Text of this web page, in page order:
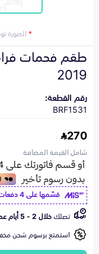
*الصورة
2019
رقم القطعة:
BRF1531
270
شامل القيمة المضافة
قسّمها على 4 دفعات ابتداء من
تصلكخلال 2 - 5 أيام عمل
استمتع برسوم شحن